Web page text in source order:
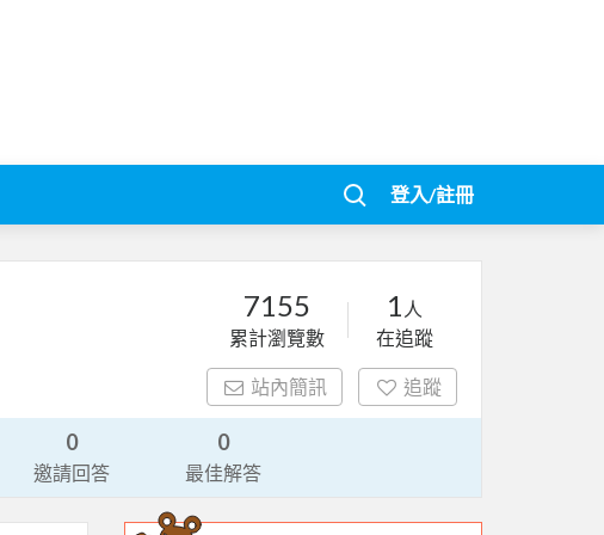
登入/註冊
7155
累計瀏覽數
1 人
在追蹤
站內簡訊 追蹤
0
邀請回答
0
最佳解答